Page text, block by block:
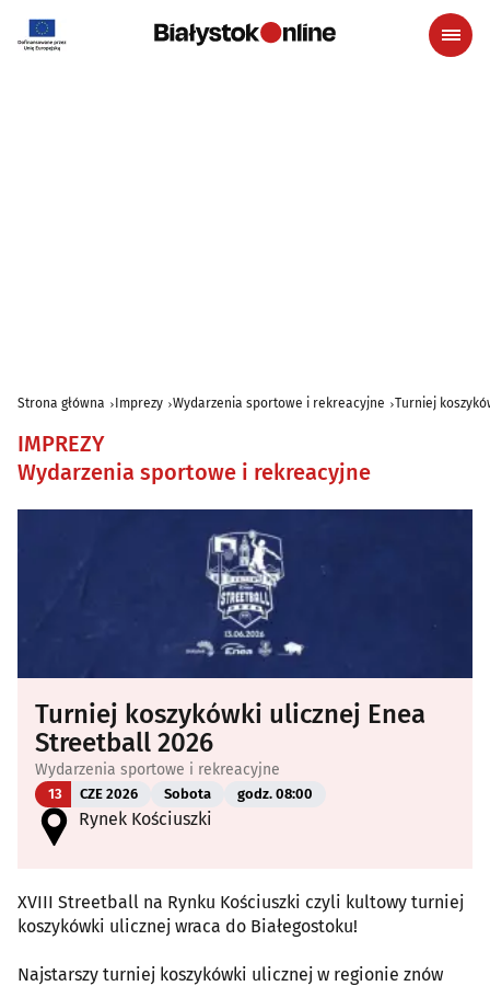
Strona główna Imprezy Wydarzenia sportowe i rekreacyjne Turniej
IMPREZY
Wydarzenia sportowe i rekreacyjne
Turniej koszykówki ulicznej Enea
Streetball 2026
Wydarzenia sportowe i rekreacyjne
13 CZE 2026 Sobota godz. 08:00
Rynek Kościuszki
XVIII Streetball na Rynku Kościuszki czyli kultowy turniej
koszykówki ulicznej wraca do Białegostoku!
Najstarszy turniej koszykówki ulicznej w regionie znów